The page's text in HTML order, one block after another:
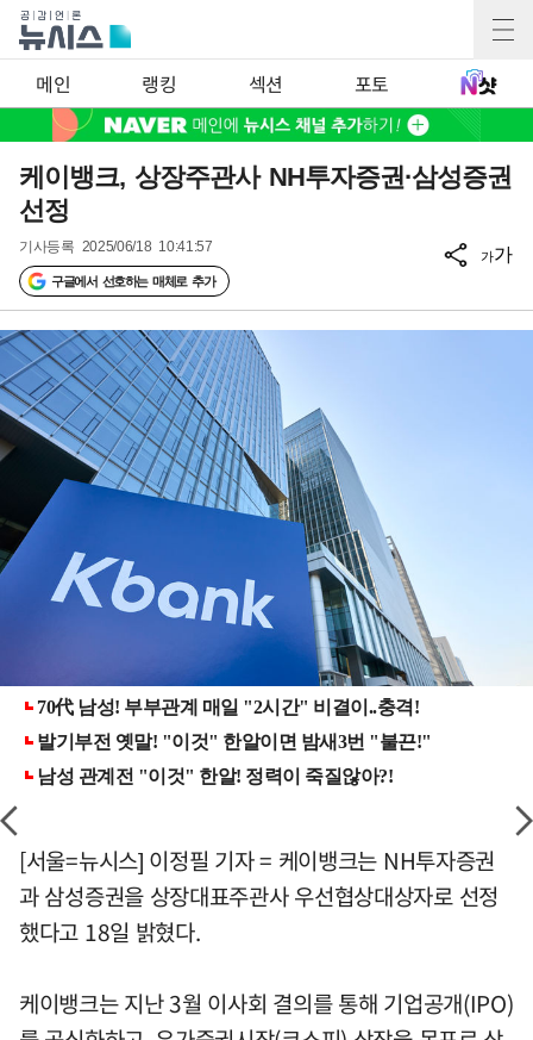
메인 랭킹 섹션 포토
케이뱅크, 상장주관사 NH투자증권·삼성증권
선정
기사등록 2025/06/18 10:41:57
구글에서 선호하는 매체로 추가
가가
[서울=뉴시스] 이정필 기자 = 케이뱅크는 NH투자증권
과 삼성증권을 상장대표주관사 우선협상대상자로 선정
했다고 18일 밝혔다.
케이뱅크는 지난 3월 이사회 결의를 통해 기업공개(IPO)